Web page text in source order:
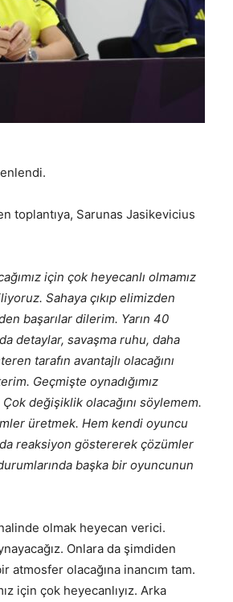
toplantıya, Sarunas Jasikevicius
için çok heyecanlı olmamız
Sahaya çıkıp elimizden
başarılar dilerim. Yarın 40
detaylar, savaşma ruhu, daha
tarafın avantajlı olacağını
Geçmişte oynadığımız
değişiklik olacağını söylemem.
üretmek. Hem kendi oyuncu
reaksiyon göstererek çözümler
başka bir oyuncunun
olmak heyecan verici.
Onlara da şimdiden
atmosfer olacağına inancım tam.
için çok heyecanlıyız. Arka